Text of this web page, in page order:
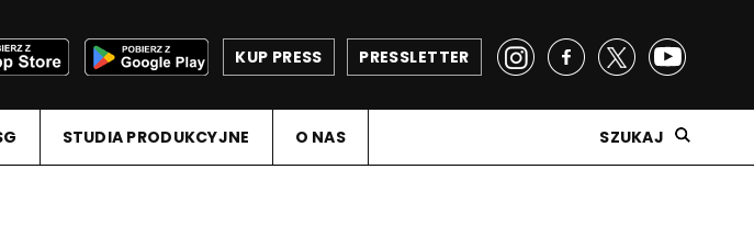
PRESSLETTER
KUP PRESS
STUDIA PRODUKCYJNE O NAS SZUKAJ